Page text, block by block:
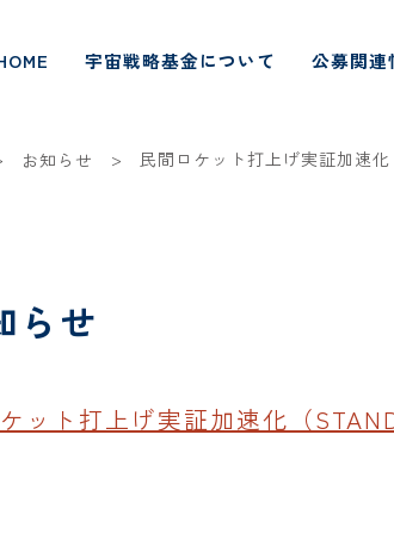
宇宙戦略基金について 公募関連
お知らせ > 民間ロケット打上げ実証加速
らせ
ット打上げ実証加速化（STAND